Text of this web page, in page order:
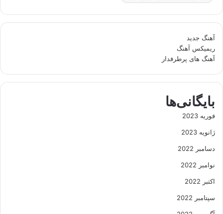
آهنگ جدید
ریمیکس آهنگ
آهنگ های پرطرفدار
بایگانی‌ها
فوریه 2023
ژانویه 2023
دسامبر 2022
نوامبر 2022
اکتبر 2022
سپتامبر 2022